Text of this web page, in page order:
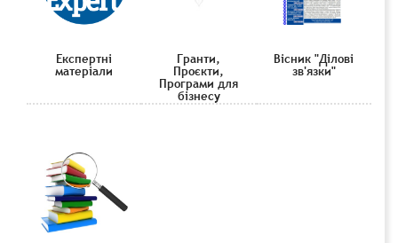
Експертні
матеріали
Гранти,
Проєкти,
Програми для
бізнесу
Вісник "Ділові
зв'язки"